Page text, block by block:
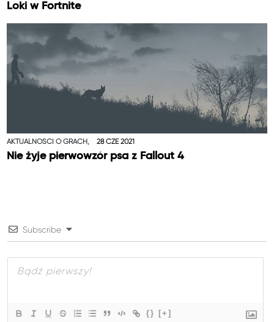
Loki w Fortnite
AKTUALNOŚCI O GRACH, 28 CZE 2021
Nie żyje pierwowzór psa z Fallout 4
Subscribe
{} [+]